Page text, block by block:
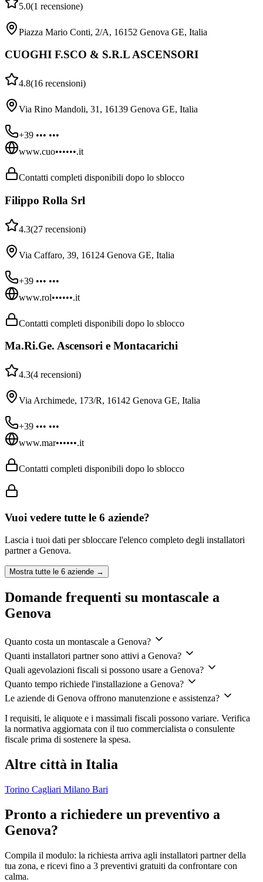
5.0(1 recensione)
Piazza Mario Conti, 2/A, 16152 Genova GE, Italia
CUOGHI F.SCO & S.R.L ASCENSORI
4.8(16 recensioni)
Via Rino Mandoli, 31, 16139 Genova GE, Italia
+39 ••• •••
www.cuo••••••.it
Contatti completi disponibili dopo lo sblocco
Filippo Rolla Srl
4.3(27 recensioni)
Via Caffaro, 39, 16124 Genova GE, Italia
+39 ••• •••
www.rol••••••.it
Contatti completi disponibili dopo lo sblocco
Ma.Ri.Ge. Ascensori e Montacarichi
4.3(4 recensioni)
Via Archimede, 173/R, 16142 Genova GE, Italia
+39 ••• •••
www.mar••••••.it
Contatti completi disponibili dopo lo sblocco
Vuoi vedere tutte le 6 aziende?
Lascia i tuoi dati per sbloccare l'elenco completo degli installatori
partner a Genova.
Mostra tutte le 6 aziende →
Domande frequenti su montascale a
Genova
Quanto costa un montascale a Genova?
Quanti installatori partner sono attivi a Genova?
Quali agevolazioni fiscali si possono usare a Genova?
Quanto tempo richiede l'installazione a Genova?
Le aziende di Genova offrono manutenzione e assistenza?
I requisiti, le aliquote e i massimali fiscali possono variare. Verifica
la normativa aggiornata con il tuo commercialista o consulente
fiscale prima di sostenere la spesa.
Altre città in Italia
Torino Cagliari Milano Bari
Pronto a richiedere un preventivo a
Genova?
Compila il modulo: la richiesta arriva agli installatori partner della
tua zona, e ricevi fino a 3 preventivi gratuiti da confrontare con
calma.